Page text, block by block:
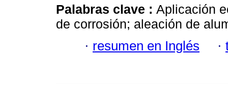
Palabras clave : Aplicación
de corrosión; aleación de
· resumen en Inglés ·